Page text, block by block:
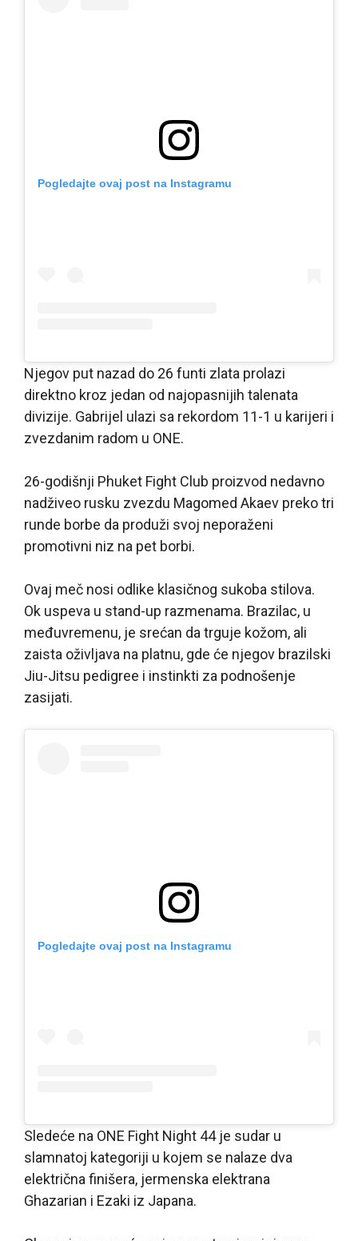
Pogledajte ovaj post na Instagramu
Njegov put nazad do 26 funti zlata prolazi
direktno kroz jedan od najopasnijih talenata
divizije. Gabrijel ulazi sa rekordom 11-1 u karijeri i
zvezdanim radom u ONE.
26-godišnji Phuket Fight Club proizvod nedavno
nadživeo rusku zvezdu Magomed Akaev preko tri
runde borbe da produži svoj neporaženi
promotivni niz na pet borbi.
Ovaj meč nosi odlike klasičnog sukoba stilova.
Ok uspeva u stand-up razmenama. Brazilac, u
međuvremenu, je srećan da trguje kožom, ali
zaista oživljava na platnu, gde će njegov brazilski
Jiu-Jitsu pedigree i instinkti za podnošenje
zasijati.
Pogledajte ovaj post na Instagramu
Sledeće na ONE Fight Night 44 je sudar u
slamnatoj kategoriji u kojem se nalaze dva
električna finišera, jermenska elektrana
Ghazarian i Ezaki iz Japana.